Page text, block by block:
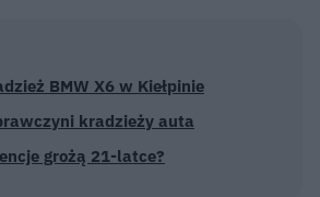
BMW X6 w Kiełpinie
kradzieży auta
grożą 21-latce?